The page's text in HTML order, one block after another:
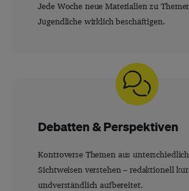
Jede Woche neue Materialien zu
Jugendliche wirklich beschäftigen.
Debatten & Perspektiven
Kontroverse Themen aus
Sichtweisen verstehen – redaktionell
undverständlich aufbereitet.